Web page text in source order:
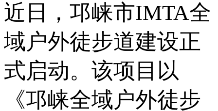
近日，邛崃市IMTA全
域户外徒步道建设正
式启动。该项目以
《邛崃全域户外徒步